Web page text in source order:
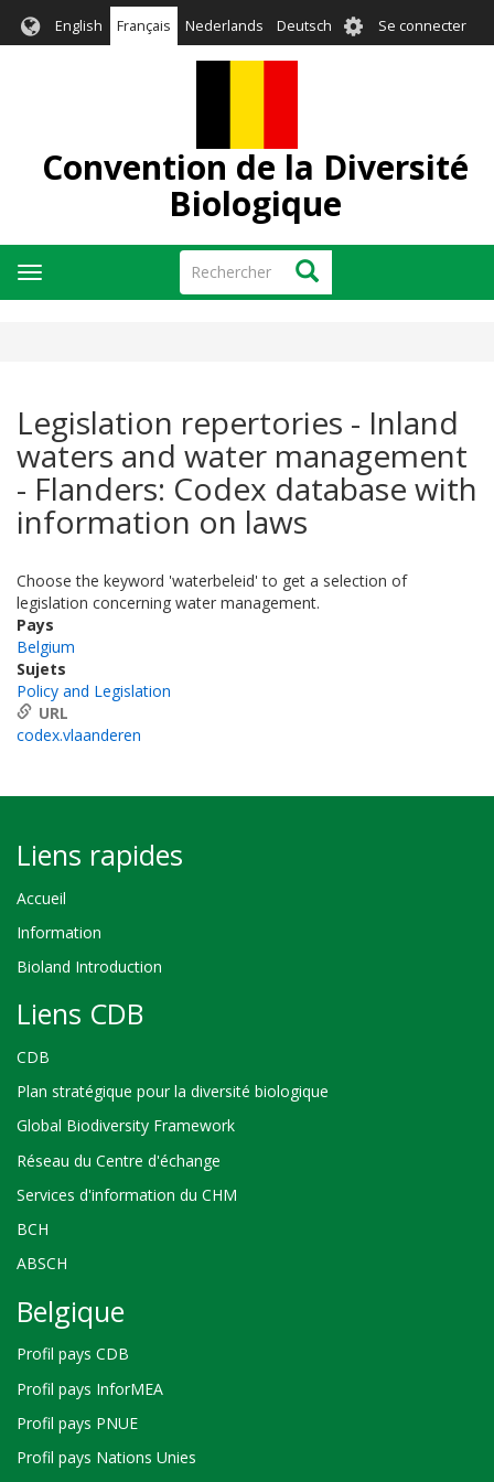
English Français Nederlands Deutsch User
account
Se connecter
Convention de la Diversité
Biologique
Rechercher Rechercher
Toggle
navigation
Legislation repertories - Inland
waters and water management
- Flanders: Codex database with
information on laws
Choose the keyword 'waterbeleid' to get a selection of
legislation concerning water management.
Pays
Belgium
Sujets
Policy and Legislation
URL
codex.vlaanderen
Liens rapides
Accueil
Information
Bioland Introduction
Liens CDB
CDB
Plan stratégique pour la diversité biologique
Global Biodiversity Framework
Réseau du Centre d'échange
Services d'information du CHM
BCH
ABSCH
Belgique
Profil pays CDB
Profil pays InforMEA
Profil pays PNUE
Profil pays Nations Unies